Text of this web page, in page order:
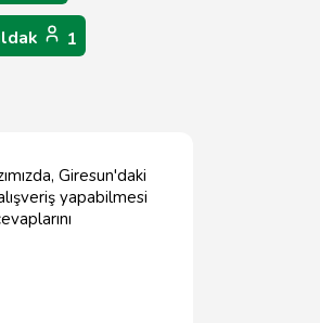
1
Giresun'daki
yapabilmesi